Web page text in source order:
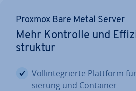
Proxmox Bare Metal Server
Mehr Kontrolle und
struk­tur
Voll­in­te­grier­te Plattform
sie­rung und Container